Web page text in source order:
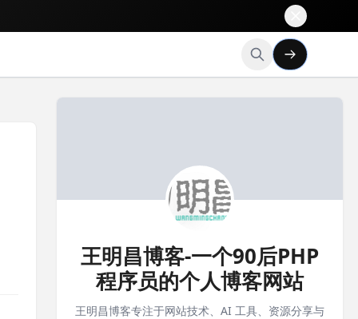
王明昌博客-一个90后PHP
程序员的个人博客网站
王明昌博客专注于网站技术、AI 工具、资源分享与